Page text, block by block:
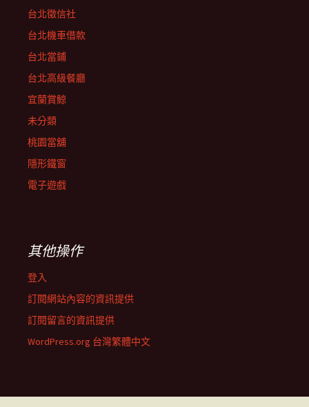
台北徵信社
台北機車借款
台北當鋪
台北高級餐廳
宜蘭賞鯨
未分類
桃園當舖
隱形鐵窗
電子遊戲
其他操作
登入
訂閱網站內容的資訊提供
訂閱留言的資訊提供
WordPress.org 台灣繁體中文